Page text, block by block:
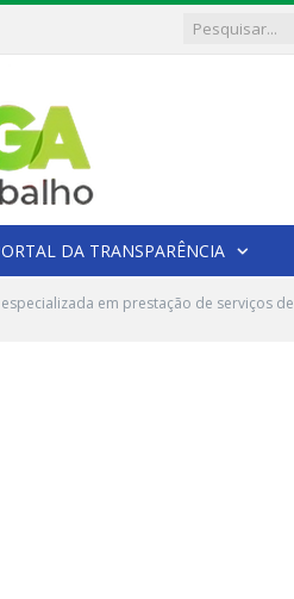
DA TRANSPARÊNCIA
especializada em prestação de serviços de